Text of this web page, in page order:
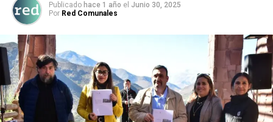
Publicado hace 1 año el Junio 30, 2025
Por Red Comunales